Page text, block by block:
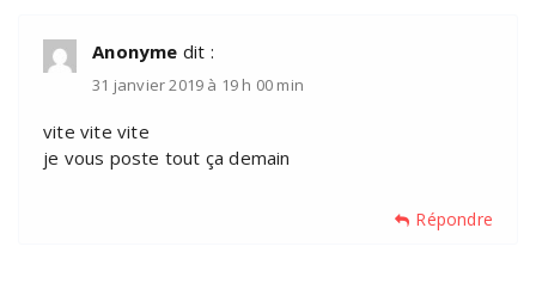
Anonyme dit :
31 janvier 2019 à 19 h 00 min
vite vite vite
je vous poste tout ça demain
Répondre